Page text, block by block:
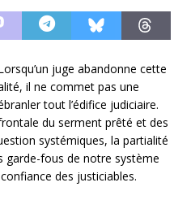
juge abandonne cette
il ne commet pas une
tout l’édifice judiciaire.
du serment prêté et des
systémiques, la partialité
garde-fous de notre système
des justiciables.